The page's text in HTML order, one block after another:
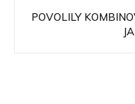
POVOLILY